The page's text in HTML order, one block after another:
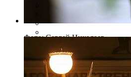
Фото: Сергей Николаев